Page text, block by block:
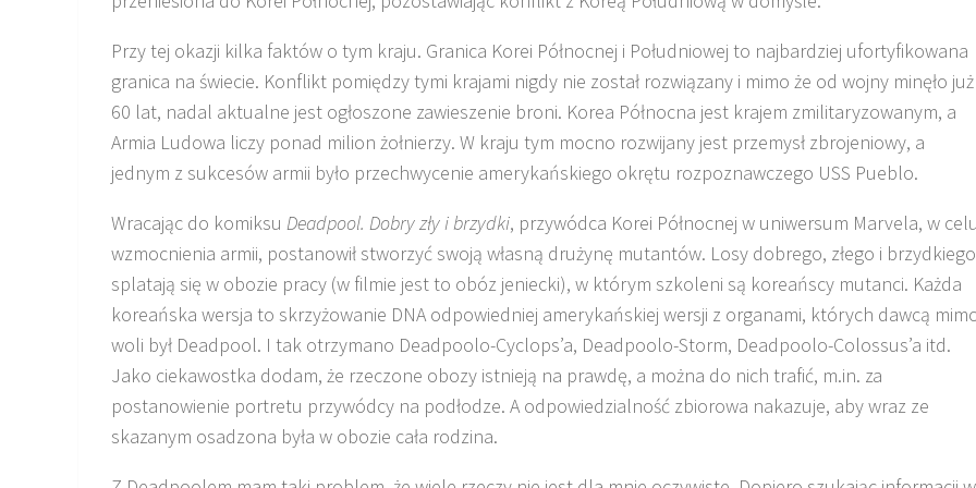
Przy tej okazji kilka faktów o tym kraju. Granica Korei Północnej i Południowej to najbardziej ufortyfikowana
granica na świecie. Konflikt pomiędzy tymi krajami nigdy nie został rozwiązany i mimo że od wojny minęło już
60 lat, nadal aktualne jest ogłoszone zawieszenie broni. Korea Północna jest krajem zmilitaryzowanym, a
Armia Ludowa liczy ponad milion żołnierzy. W kraju tym mocno rozwijany jest przemysł zbrojeniowy, a
jednym z sukcesów armii było przechwycenie amerykańskiego okrętu rozpoznawczego USS Pueblo.
Wracając do komiksu Deadpool. Dobry zły i brzydki, przywódca Korei Północnej w uniwersum Marvela, w
wzmocnienia armii, postanowił stworzyć swoją własną drużynę mutantów. Losy dobrego, złego i brzydkiego
splatają się w obozie pracy (w filmie jest to obóz jeniecki), w którym szkoleni są koreańscy mutanci. Każda
koreańska wersja to skrzyżowanie DNA odpowiedniej amerykańskiej wersji z organami, których dawcą
woli był Deadpool. I tak otrzymano Deadpoolo-Cyclops’a, Deadpoolo-Storm, Deadpoolo-Colossus’a itd.
Jako ciekawostka dodam, że rzeczone obozy istnieją na prawdę, a można do nich trafić, m.in. za
postanowienie portretu przywódcy na podłodze. A odpowiedzialność zbiorowa nakazuje, aby wraz ze
skazanym osadzona była w obozie cała rodzina.